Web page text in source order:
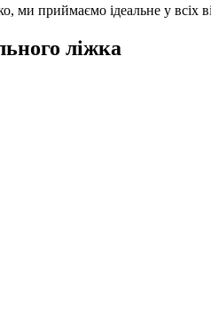
ми приймаємо ідеальне у всіх
ліжка